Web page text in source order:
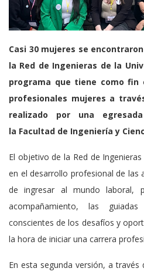
Casi 30 mujeres se
la Red de Ingenieras de la
programa que tiene como
profesionales mujeres a
realizado por una
la Facultad de Ingeniería y
El objetivo de la Red de
en el desarrollo profesional de las
de ingresar al mundo laboral,
acompañamiento, las
conscientes de los desafíos y
la hora de iniciar una carrera
En esta segunda versión, a través